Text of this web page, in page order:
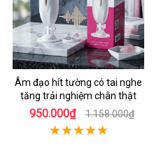
Âm đạo hít tường có tai nghe
tăng trải nghiệm chân thật
950.000₫ 1.158.000₫